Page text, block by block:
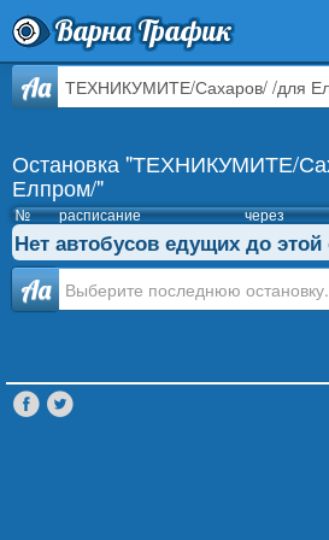
Варна Трафик
Остановка
Расписание
Как Добраться?
Инфо
Aa
Остановка "ТЕХНИКУМИТЕ/
Елпром/"
№ расписание через
Нет автобусов едущих до этой
Аа